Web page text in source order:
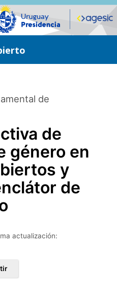
de
de
género en
y
de
actualización: